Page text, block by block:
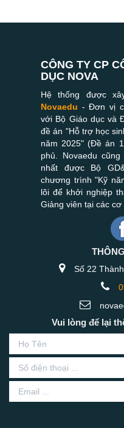
CÔNG TY CP
DỤC NOVA
Hệ thống được
Novaedu - Đơn vị
với Bộ Giáo dục và
đề án "Hỗ trợ học
năm 2025" (Đề án
phủ. Novaedu
nhất được Bộ
chương trình "Kỹ
lõi để khởi nghiệp
Giảng viên tại các
Số 22
Vui lòng để lại